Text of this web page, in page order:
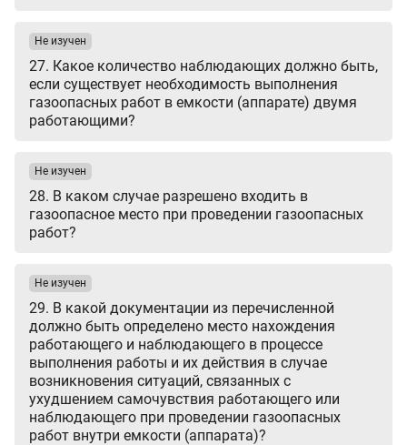
27. Какое количество наблюдающих должно быть,
если существует необходимость выполнения
газоопасных работ в емкости (аппарате) двумя
работающими?
Не изучен
28. В каком случае разрешено входить в
газоопасное место при проведении газоопасных
работ?
Не изучен
29. В какой документации из перечисленной
должно быть определено место нахождения
работающего и наблюдающего в процессе
выполнения работы и их действия в случае
возникновения ситуаций, связанных с
ухудшением самочувствия работающего или
наблюдающего при проведении газоопасных
работ внутри емкости (аппарата)?
Не изучен